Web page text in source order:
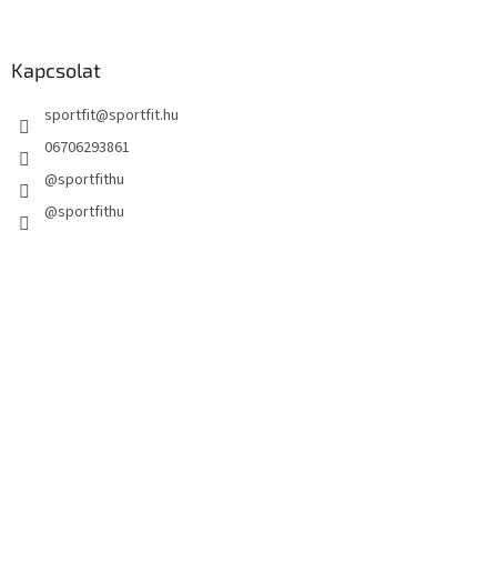
Kapcsolat
sportfit@sportfit.hu
06706293861
@sportfithu
@sportfithu